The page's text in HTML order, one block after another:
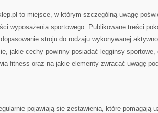
to miejsce, w którym szczególną uwagę
wyposażenia sportowego. Publikowane treści
stroju do rodzaju wykonywanej
jakie cechy powinny posiadać legginsy
fitness oraz na jakie elementy zwracać uwagę
pojawiają się zestawienia, które pomagają